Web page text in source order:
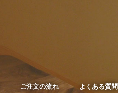
ご注文の流れ よくある質問